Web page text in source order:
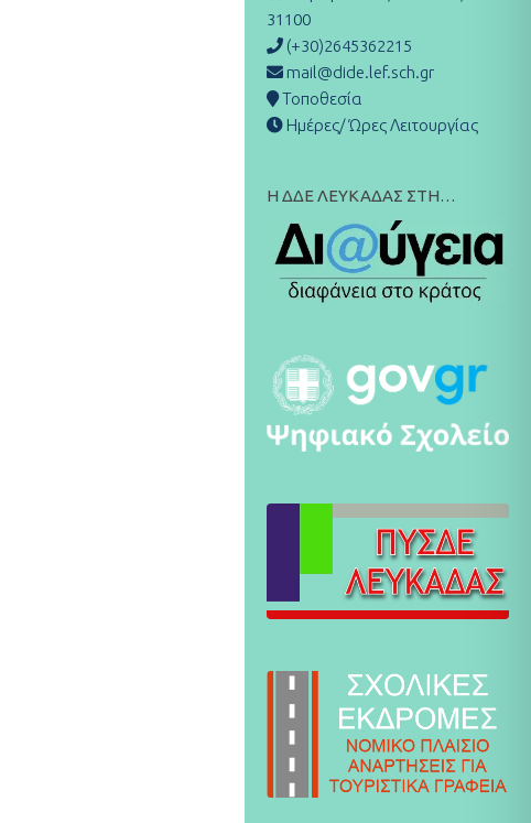
31100
(+30)2645362215
mail@dide.lef.sch.gr
Τοποθεσία
Ημέρες/ Ώρες Λειτουργίας
Η ΔΔΕ ΛΕΥΚΑΔΑΣ ΣΤΗ…